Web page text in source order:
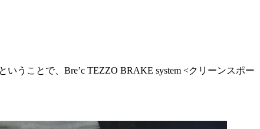
うことで、Bre’c TEZZO BRAKE system <クリーンスポー